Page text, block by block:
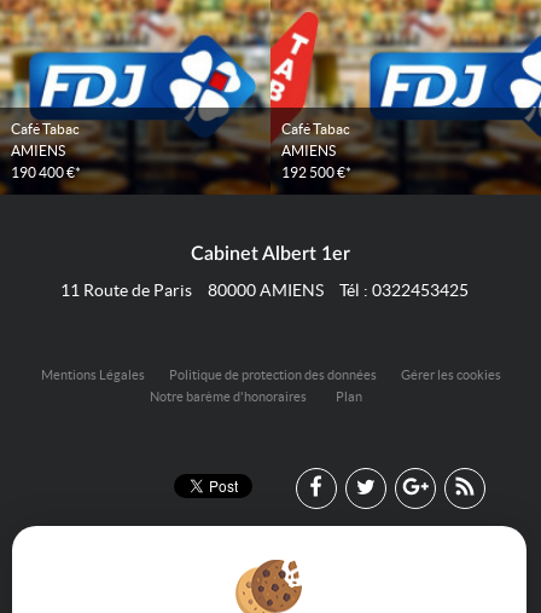
Café Tabac
AMIENS
190 400 €*
Café Tabac
AMIENS
192 500 €*
Cabinet Albert 1er
11 Route de Paris
80000AMIENS Tél : 0322453425
Mentions Légales Politique de protection des données
Gérer les cookies
Notre barème d'honoraires
Plan